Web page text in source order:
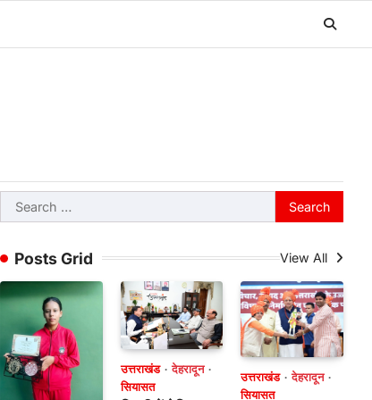
Search
for:
Posts Grid View All
उत्तराखंड
देहरादून
सियासत
उत्तराखंड
देहरादून
सियासत